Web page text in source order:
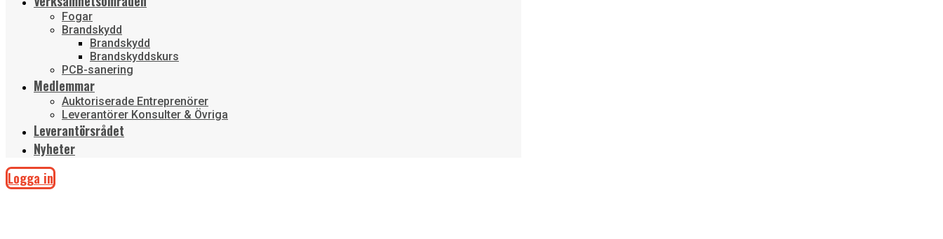
Fogar
Brandskydd
Brandskydd
Brandskyddskurs
PCB-sanering
Medlemmar
Auktoriserade Entreprenörer
Leverantörer Konsulter & Övriga
Leverantörsrådet
Nyheter
Logga in